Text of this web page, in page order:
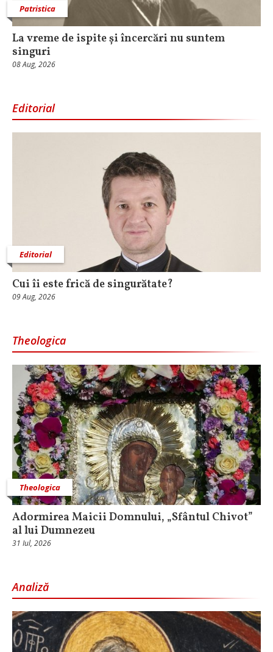
Patristica
La vreme de ispite și încercări nu suntem
singuri
08 Aug, 2026
Editorial
Editorial
Cui îi este frică de singurătate?
09 Aug, 2026
Theologica
Theologica
Adormirea Maicii Domnului, „Sfântul Chivot”
al lui Dumnezeu
31 Iul, 2026
Analiză